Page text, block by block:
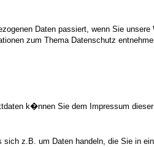
Daten passiert, wenn Sie
zum Thema Datenschutz
k�nnen Sie dem Impressum
z.B. um Daten handeln, die Sie in